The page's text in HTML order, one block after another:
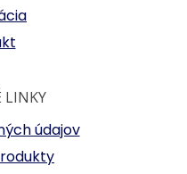
LINKY
údajov